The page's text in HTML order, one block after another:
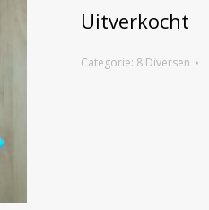
Uitverkocht
Categorie: 8 Diversen